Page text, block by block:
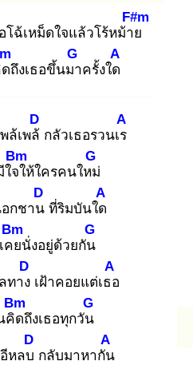
โฉ้เหม็ดใจแล้วโร้หม้าย
F#m
ถึงเธอขึ้นมา
G
ครั้งใด
A
ล้เพล้
D
กลัวเธอรวนเร
A
จใ
Bm
ห้ใครคนใหม่
G
อกชาน
D
ที่ริมบันใด
A
คย
Bm
นั่งอยู่ด้วยกัน
G
ทาง
D
เฝ้าคอยแต่เธอ
A
คิด
Bm
ถึงเธอทุกวัน
G
อีหลบ
D
กลับมาหากัน
A